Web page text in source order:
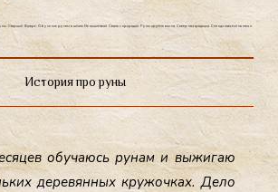
Старший Футарк. Обучение рунам в школе Меньшиковой. Связь с природой. Руны оружие воина. Северная традиция. Скандинавский пантеон.
История про руны
обу­ча­юсь ру­нам и вы­жигаю
де­ревян­ных кру­жоч­ках. Де­ло